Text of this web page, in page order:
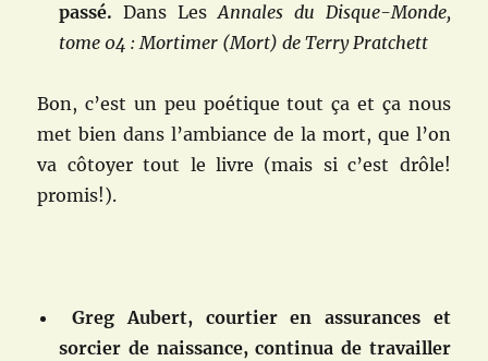
passé. Dans Les Annales du Disque-Monde,
tome 04 : Mortimer (Mort) de Terry Pratchett
Bon, c’est un peu poétique tout ça et ça nous
met bien dans l’ambiance de la mort, que l’on
va côtoyer tout le livre (mais si c’est drôle!
promis!).
Greg Aubert, courtier en assurances et
sorcier de naissance, continua de travailler